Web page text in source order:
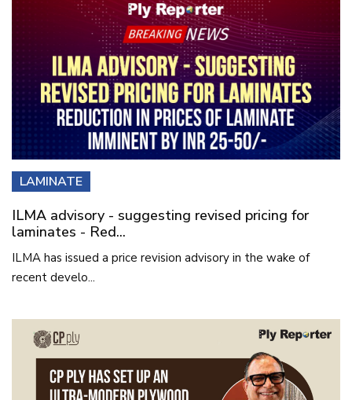
LAMINATE
ILMA advisory - suggesting revised pricing for
laminates - Red...
ILMA has issued a price revision advisory in the wake of
recent develo...